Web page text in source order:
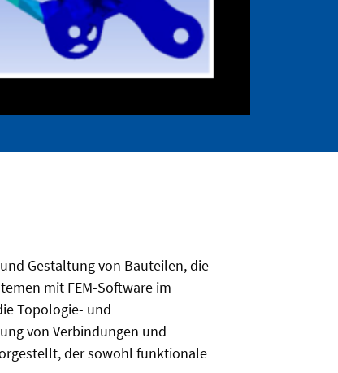
Gestaltung von Bauteilen, die
mit FEM-Software im
Topologie- und
von Verbindungen und
der sowohl funktionale